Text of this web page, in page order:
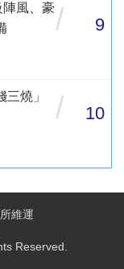
風、豪/ 9
燒」
/ 10
維運
Reserved.